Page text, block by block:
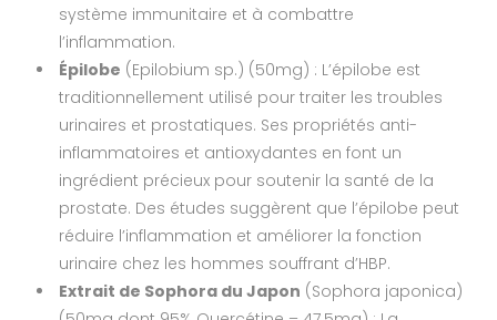
système immunitaire et à combattre
l’inflammation.
Épilobe (Epilobium sp.) (50mg) : L’épilobe est
traditionnellement utilisé pour traiter les troubles
urinaires et prostatiques. Ses propriétés anti-
inflammatoires et antioxydantes en font un
ingrédient précieux pour soutenir la santé de la
prostate. Des études suggèrent que l’épilobe peut
réduire l’inflammation et améliorer la fonction
urinaire chez les hommes souffrant d’HBP.
Extrait de Sophora du Japon (Sophora japonica)